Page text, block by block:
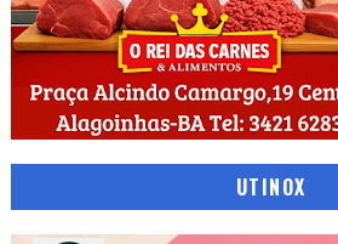
UTINOX